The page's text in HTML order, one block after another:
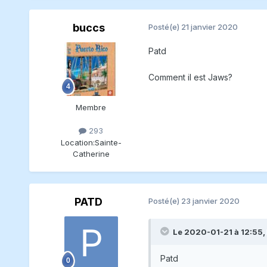
buccs
Membre
293
Location:Sainte-
Catherine
Posté(e) 21 janvier 2020
Patd
Comment il est Jaws?
PATD Posté(e) 23 janvier 2020
Le 2020-01-21 à 12:55,
Patd